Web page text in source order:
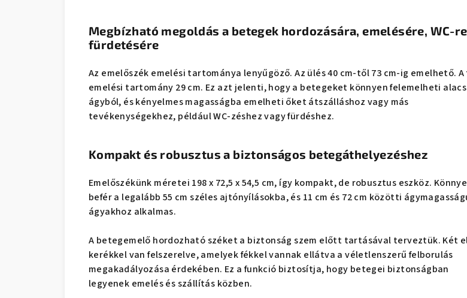
Megbízható megoldás a betegek hordozására, emelésére, WC-
fürdetésére
Az emelőszék emelési tartománya lenyűgöző. Az ülés 40 cm-től 73 cm-ig emelhető. A
emelési tartomány 29 cm. Ez azt jelenti, hogy a betegeket könnyen felemelheti
ágyból, és kényelmes magasságba emelheti őket átszálláshoz vagy más
tevékenységekhez, például WC-zéshez vagy fürdéshez.
Kompakt és robusztus a biztonságos betegáthelyezéshez
Emelőszékünk méretei 198 x 72,5 x 54,5 cm, így kompakt, de robusztus eszköz.
befér a legalább 55 cm széles ajtónyílásokba, és 11 cm és 72 cm közötti
ágyakhoz alkalmas.
A betegemelő hordozható széket a biztonság szem előtt tartásával terveztük. Két
kerékkel van felszerelve, amelyek fékkel vannak ellátva a véletlenszerű felborulás
megakadályozása érdekében. Ez a funkció biztosítja, hogy betegei biztonságban
legyenek emelés és szállítás közben.